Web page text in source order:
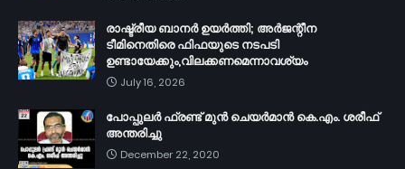
രാഷ്ട്രീയ ബാനർ ഉയർത്തി; അർജന്റീന
ടീമിനെതിരെ ഫിഫയുടെ നടപടി
ഉണ്ടായേക്കും,വിലക്കണമെന്നാവശ്യം
July 16, 2026
പോപ്പുലർ ഫ്രണ്ട്​ മുൻ ചെയർമാൻ കെ.എം. ശരീഫ്​
അന്തരിച്ചു
December 22, 2020